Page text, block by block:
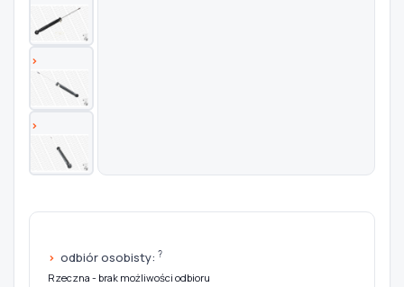
odbiór osobisty: ?
Rzeczna - brak możliwości odbioru